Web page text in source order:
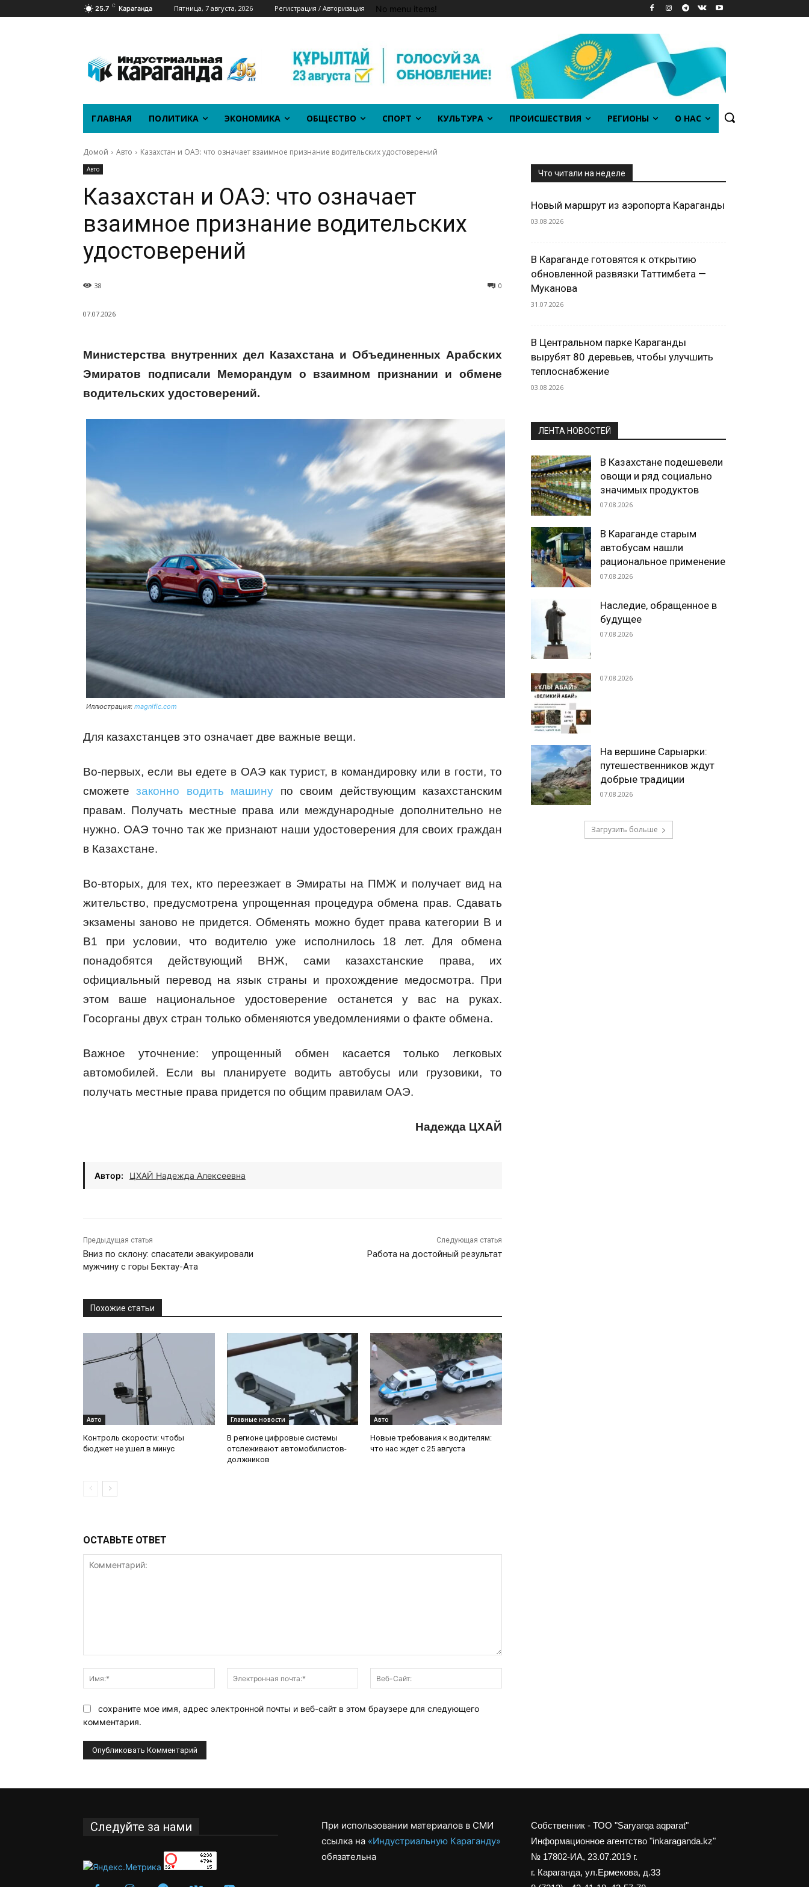
25.7 C Караганда Пятница, 7 августа, 2026 Регистрация / Авторизация No menu items!
ГЛАВНАЯ ПОЛИТИКА ЭКОНОМИКА ОБЩЕСТВО СПОРТ КУЛЬТУРА ПРОИСШЕСТВИЯ РЕГИОНЫ О НАС
Домой Авто Казахстан и ОАЭ: что означает взаимное признание водительских удостоверений
Авто
Казахстан и ОАЭ: что означает
взаимное признание водительских
удостоверений
0
38
07.07.2026
Министерства внутренних дел Казахстана и Объединенных Арабских
Эмиратов подписали Меморандум о взаимном признании и обмене
водительских удостоверений.
Иллюстрация: magnific.com
Для казахстанцев это означает две важные вещи.
Во-первых, если вы едете в ОАЭ как турист, в командировку или в гости, то
сможетезаконно водить машину по своим действующим казахстанским
правам. Получать местные права или международные дополнительно не
нужно. ОАЭ точно так же признают наши удостоверения для своих граждан
в Казахстане.
Во-вторых, для тех, кто переезжает в Эмираты на ПМЖ и получает вид на
жительство, предусмотрена упрощенная процедура обмена прав. Сдавать
экзамены заново не придется. Обменять можно будет права категории B и
B1 при условии, что водителю уже исполнилось 18 лет. Для обмена
понадобятся действующий ВНЖ, сами казахстанские права, их
официальный перевод на язык страны и прохождение медосмотра. При
этом ваше национальное удостоверение останется у вас на руках.
Госорганы двух стран только обменяются уведомлениями о факте обмена.
Важное уточнение: упрощенный обмен касается только легковых
автомобилей. Если вы планируете водить автобусы или грузовики, то
получать местные права придется по общим правилам ОАЭ.
Надежда ЦХАЙ
Автор: ЦХАЙ Надежда Алексеевна
Предыдущая статья
Вниз по склону: спасатели эвакуировали
мужчину с горы Бектау-Ата
Следующая статья
Работа на достойный результат
Похожие статьи
Авто
Контроль скорости: чтобы
бюджет не ушел в минус
Главные новости
В регионе цифровые системы
отслеживают автомобилистов-
должников
Авто
Новые требования к водителям:
что нас ждет с 25 августа
ОСТАВЬТЕ ОТВЕТ
Имя:*
Электронная
почта:*
Сайт:
сохраните мое имя, адрес электронной почты и веб-сайт в этом браузере для следующего
комментария.
Что читали на неделе
Новый маршрут из аэропорта Караганды
03.08.2026
В Караганде готовятся к открытию
обновленной развязки Таттимбета —
Муканова
31.07.2026
В Центральном парке Караганды
вырубят 80 деревьев, чтобы улучшить
теплоснабжение
03.08.2026
ЛЕНТА НОВОСТЕЙ
В Казахстане подешевели
овощи и ряд социально
значимых продуктов
07.08.2026
В Караганде старым
автобусам нашли
рациональное применение
07.08.2026
Наследие, обращенное в
будущее
07.08.2026
07.08.2026
На вершине Сарыарки:
путешественников ждут
добрые традиции
07.08.2026
Загрузить больше
Следуйте за нами
При использовании материалов в СМИ
ссылка на «Индустриальную Караганду»
обязательна
Собственник - ТОО "Saryarqa aqparat"
Информационное агентство "inkaraganda.kz"
№ 17802-ИА, 23.07.2019 г.
г. Караганда, ул.Ермекова, д.33